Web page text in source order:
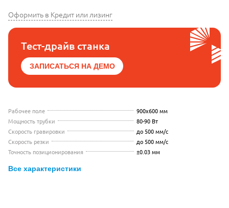
Рабочее поле
900x600 мм
Мощность трубки
80-90 Вт
Скорость гравировки
до 500 мм/с
Скорость резки
до 500 мм/с
Точность позиционирования
±0.03 мм
Все характеристики
Оформить в Кредит или лизинг
Тест-драйв станка
ЗАПИСАТЬСЯ НА ДЕМО